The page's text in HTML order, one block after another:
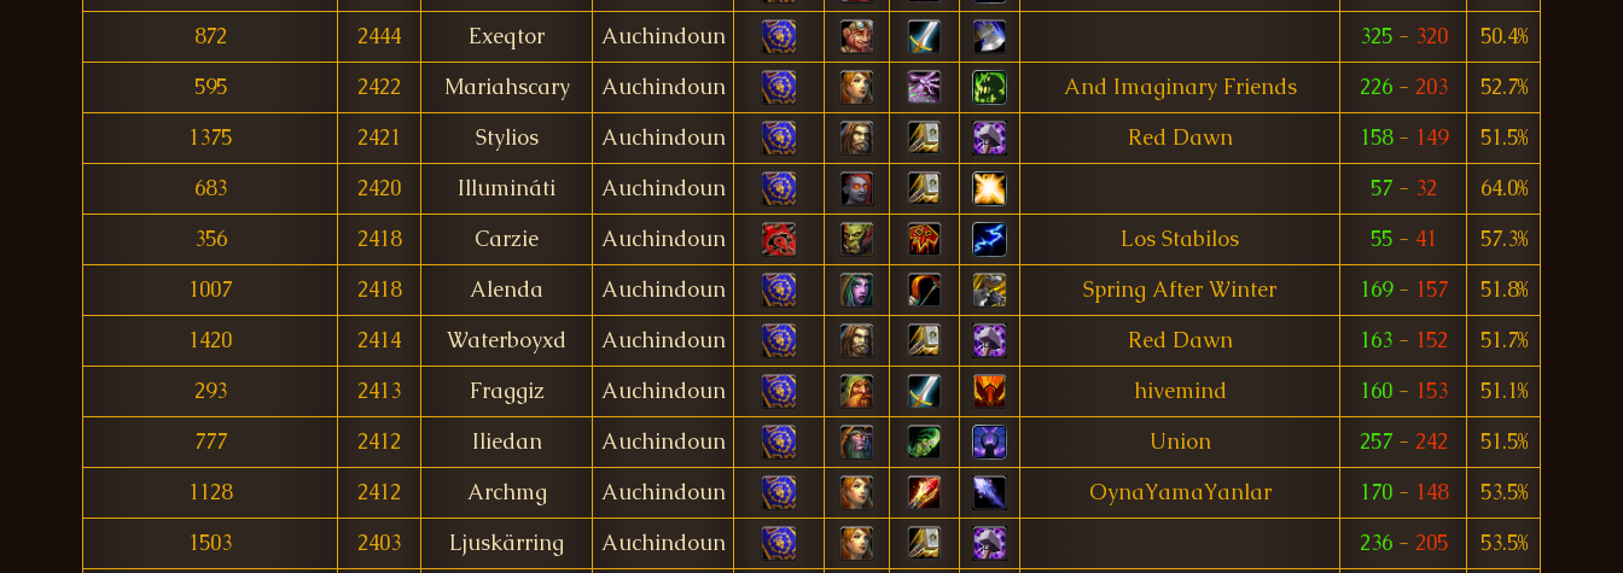
872
2444 Exeqtor Auchindoun 325- 320
50.4%
595
2422 Mariahscary Auchindoun And Imaginary Friends 226- 203
52.7%
1375
2421 Stylios Auchindoun Red Dawn 158- 149
51.5%
683
2420 Illumináti Auchindoun 57- 32
64.0%
356
2418 Carzie Auchindoun Los Stabilos 55- 41
57.3%
1007
2418 Alenda Auchindoun Spring After Winter 169- 157
51.8%
1420
2414 Waterboyxd Auchindoun Red Dawn 163- 152
51.7%
293
2413 Fraggiz Auchindoun hivemind 160- 153
51.1%
777
2412 Iliedan Auchindoun Union 257- 242
51.5%
1128
2412 Archmg Auchindoun OynaYamaYanlar 170- 148
53.5%
1503
2403 Ljuskärring Auchindoun 236- 205
53.5%